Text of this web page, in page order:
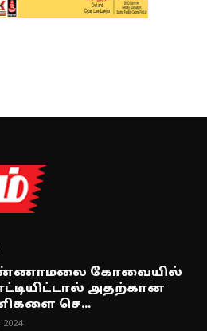
கோவையில்
அதற்கான
செ...
2024